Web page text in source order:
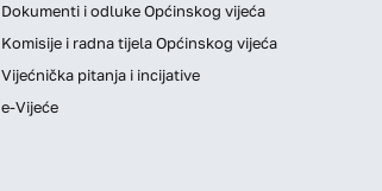
Dokumenti i odluke Općinskog vijeća
Komisije i radna tijela Općinskog vijeća
Vijećnička pitanja i incijative
e-Vijeće